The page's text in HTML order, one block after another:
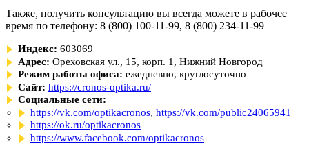
Также, получить консультацию вы всегда можете в рабочее
время по телефону: 8 (800) 100-11-99, 8 (800) 234-11-99
Индекс: 603069
Адрес: Ореховская ул., 15, корп. 1, Нижний Новгород
Режим работы офиса: ежедневно, круглосуточно
Сайт: https://cronos-optika.ru/
Социальные сети:
https://vk.com/optikacronos, https://vk.com/public24065941
https://ok.ru/optikacronos
https://www.facebook.com/optikacronos